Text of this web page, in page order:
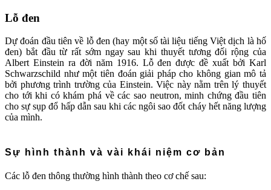
Lỗ đen
Dự đoán đầu tiên về lỗ đen (hay một số tài liệu tiếng Việt dịch là hố
đen) bắt đầu từ rất sớm ngay sau khi thuyết tương đối rộng của
Albert Einstein ra đời năm 1916. Lỗ đen được đề xuất bởi Karl
Schwarzschild như một tiên đoán giải pháp cho không gian mô tả
bởi phương trình trường của Einstein. Việc này nằm trên lý thuyết
cho tới khi có khám phá về các sao neutron, minh chứng đầu tiên
cho sự sụp đổ hấp dẫn sau khi các ngôi sao đốt cháy hết năng lượng
của mình.
Sự hình thành và vài khái niệm cơ bản
Các lỗ đen thông thường hình thành theo cơ chế sau: